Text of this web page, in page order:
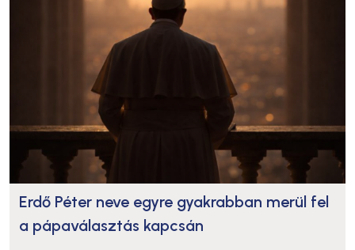
Erdő Péter neve egyre gyakrabban merül fel
a pápaválasztás kapcsán